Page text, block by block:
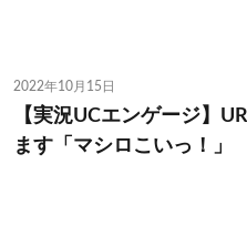
2022年10月15日
【実況UCエンゲージ】
ます「マシロこいっ！」